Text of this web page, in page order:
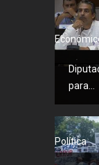
para...
Política